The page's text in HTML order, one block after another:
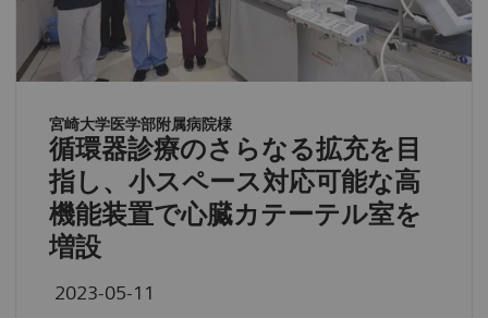
宮崎大学医学部附属病院様
循環器診療のさらなる拡充を目
指し、小スペース対応可能な高
機能装置で心臓カテーテル室を
増設
2023-05-11